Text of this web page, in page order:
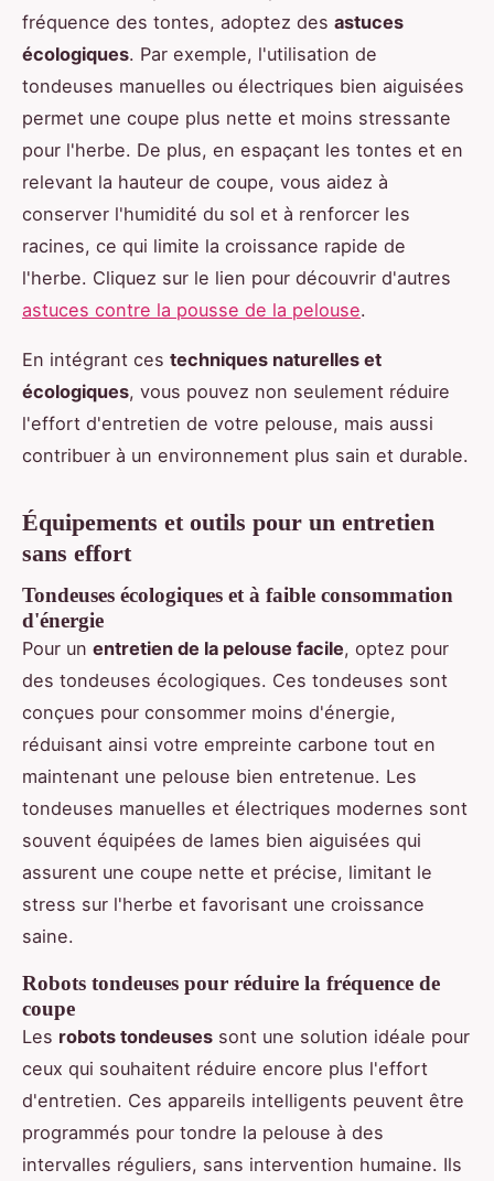
fréquence des tontes, adoptez des astuces
écologiques. Par exemple, l'utilisation de
tondeuses manuelles ou électriques bien aiguisées
permet une coupe plus nette et moins stressante
pour l'herbe. De plus, en espaçant les tontes et en
relevant la hauteur de coupe, vous aidez à
conserver l'humidité du sol et à renforcer les
racines, ce qui limite la croissance rapide de
l'herbe. Cliquez sur le lien pour découvrir d'autres
astuces contre la pousse de la pelouse.
En intégrant ces techniques naturelles et
écologiques, vous pouvez non seulement réduire
l'effort d'entretien de votre pelouse, mais aussi
contribuer à un environnement plus sain et durable.
Équipements et outils pour un entretien
sans effort
Tondeuses écologiques et à faible consommation
d'énergie
Pour un entretien de la pelouse facile, optez pour
des tondeuses écologiques. Ces tondeuses sont
conçues pour consommer moins d'énergie,
réduisant ainsi votre empreinte carbone tout en
maintenant une pelouse bien entretenue. Les
tondeuses manuelles et électriques modernes sont
souvent équipées de lames bien aiguisées qui
assurent une coupe nette et précise, limitant le
stress sur l'herbe et favorisant une croissance
saine.
Robots tondeuses pour réduire la fréquence de
coupe
Les robots tondeuses sont une solution idéale pour
ceux qui souhaitent réduire encore plus l'effort
d'entretien. Ces appareils intelligents peuvent être
programmés pour tondre la pelouse à des
intervalles réguliers, sans intervention humaine. Ils